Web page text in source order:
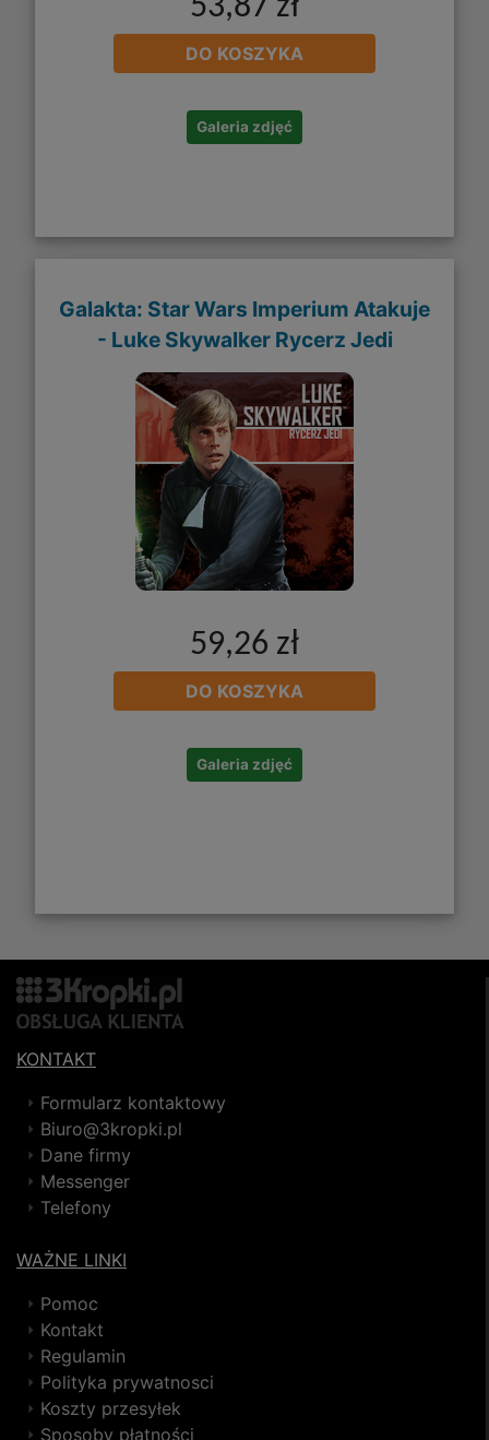
53,87 zł
DO KOSZYKA
Galeria zdjęć
Galakta: Star Wars Imperium Atakuje
- Luke Skywalker Rycerz Jedi
59,26 zł
DO KOSZYKA
Galeria zdjęć
KONTAKT
Formularz kontaktowy
Biuro@3kropki.pl
Dane firmy
Messenger
Telefony
WAŻNE LINKI
Pomoc
Kontakt
Regulamin
Polityka prywatnosci
Koszty przesyłek
Sposoby płatności